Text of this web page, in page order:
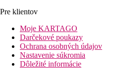
Pre klientov
Moje KARTAGO
Darčekové poukazy
Ochrana osobných údajov
Nastavenie súkromia
Dôležité informácie